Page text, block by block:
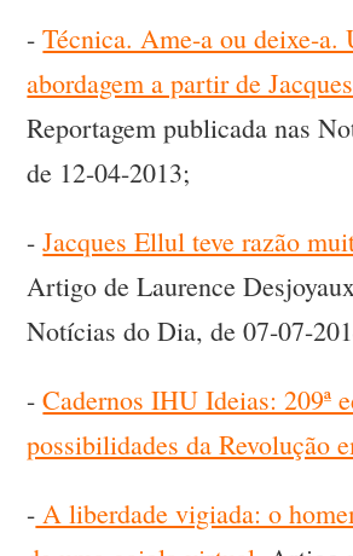
-Técnica. Ame-a ou deixe-a.
abordagem a partir de
Reportagem publicada nas
de 12-04-2013;
-Jacques Ellul teve razão
Artigo de Laurence
Notícias do Dia, de 07-07-
-Cadernos IHU Ideias: 209ª
possibilidades da Revolução
- A liberdade vigiada: o